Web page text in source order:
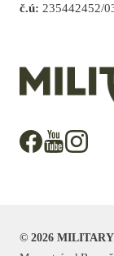
č.ú: 235442452/
© 2026 MILITARY